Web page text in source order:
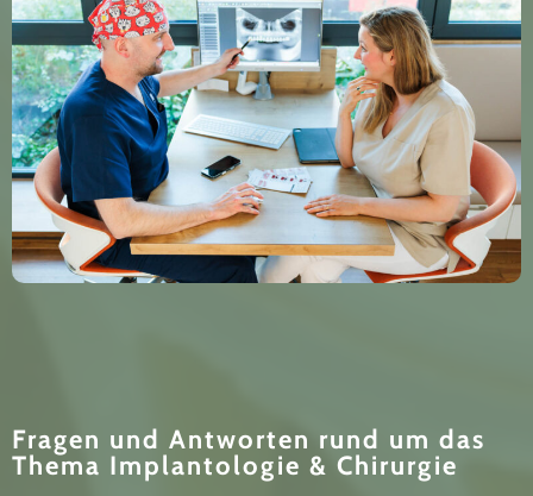
Fragen und Antworten rund um das
Thema Implantologie & Chirurgie